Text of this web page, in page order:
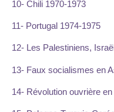
10- Chili 1970-1973
11- Portugal 1974-1975
12- Les Palestiniens,
13- Faux socialismes en
14- Révolution ouvrière